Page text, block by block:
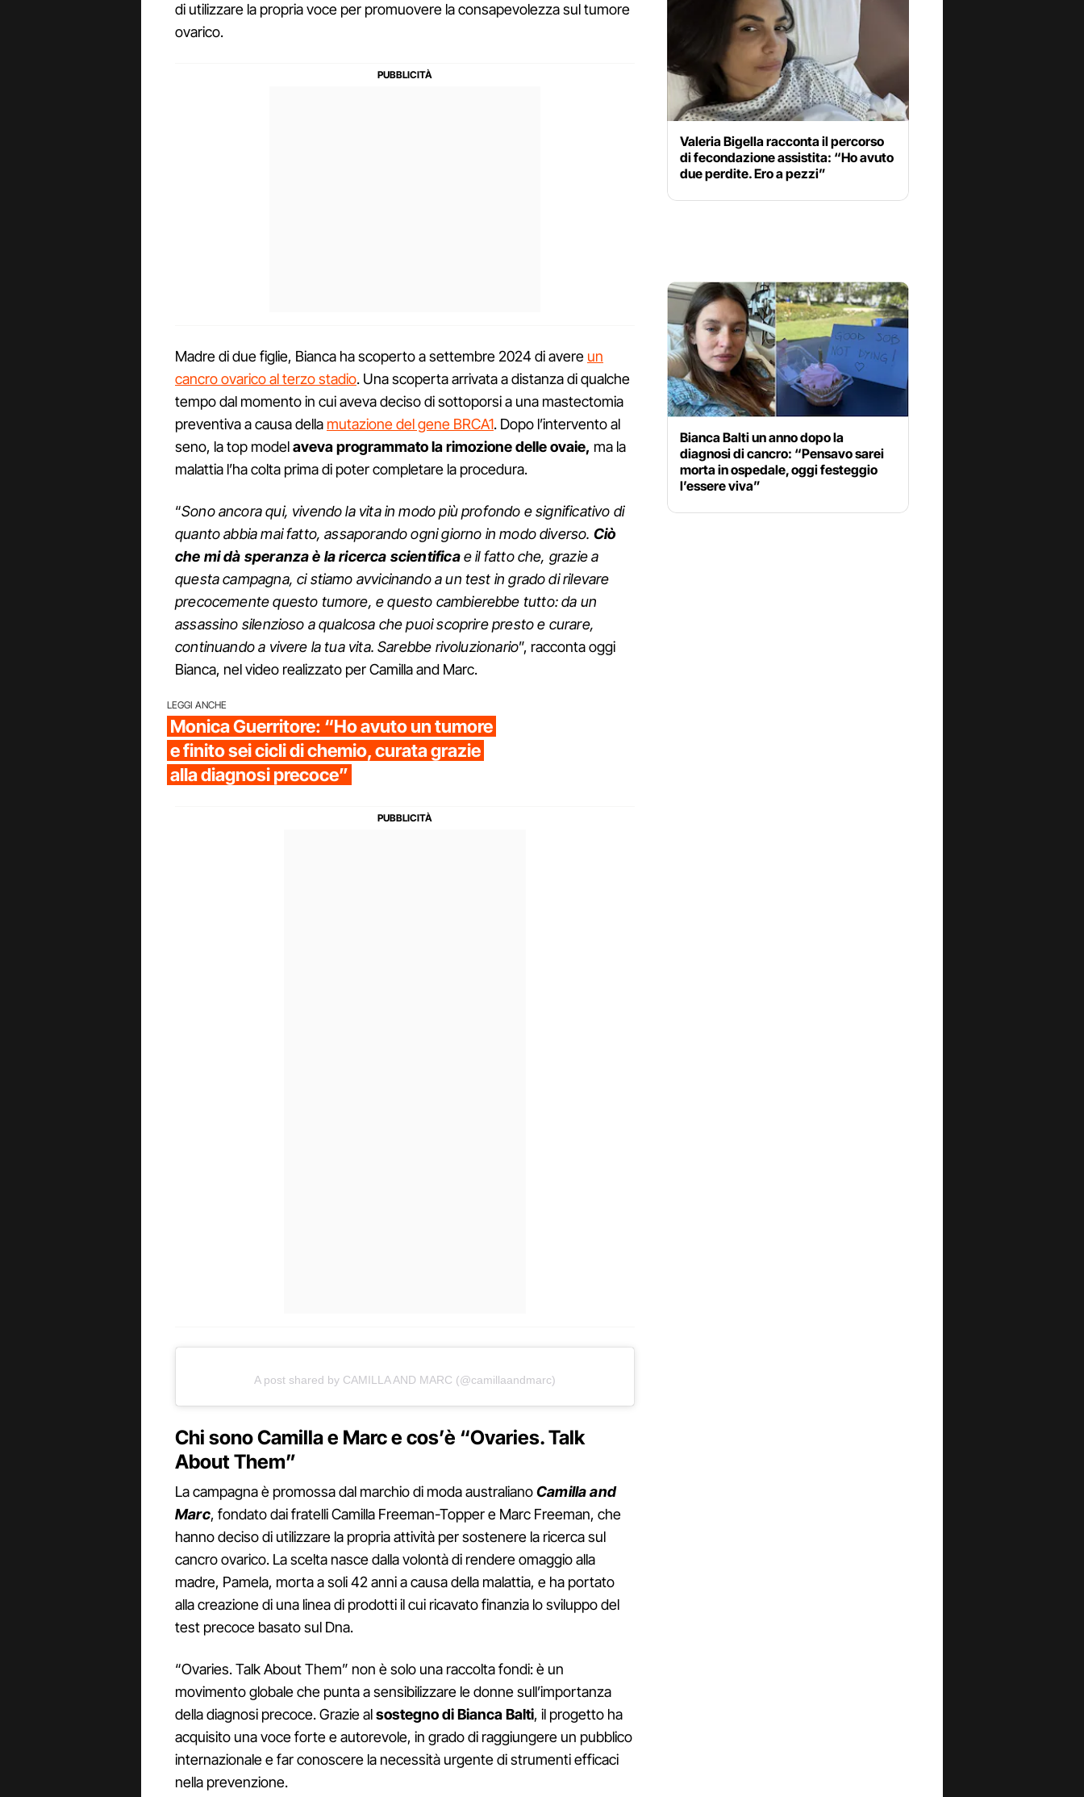
di utilizzare la propria voce per promuovere la consapevolezza sul tumore
ovarico.
Madre di due figlie, Bianca ha scoperto a settembre 2024 di avere un
cancro ovarico al terzo stadio. Una scoperta arrivata a distanza di qualche
tempo dal momento in cui aveva deciso di sottoporsi a una mastectomia
preventiva a causa della mutazione del gene BRCA1. Dopo l’intervento al
seno, la top modelaveva programmato la rimozione delle ovaie, ma la
malattia l’ha colta prima di poter completare la procedura.
“Sono ancora qui, vivendo la vita in modo più profondo e significativo di
quanto abbia mai fatto, assaporando ogni giorno in modo diverso. Ciò
che mi dà speranza è la ricerca scientificae il fatto che, grazie a
questa campagna, ci stiamo avvicinando a un test in grado di rilevare
precocemente questo tumore, e questo cambierebbe tutto: da un
assassino silenzioso a qualcosa che puoi scoprire presto e curare,
continuando a vivere la tua vita. Sarebbe rivoluzionario”, racconta oggi
Bianca, nel video realizzato per Camilla and Marc.
LEGGI ANCHE
Monica Guerritore: “Ho avuto un tumore
e finito sei cicli di chemio, curata grazie
alla diagnosi precoce”
A post shared by CAMILLA AND MARC (@camillaandmarc)
Chi sono Camilla e Marc e cos’è “Ovaries. Talk
About Them”
La campagna è promossa dal marchio di moda australianoCamilla and
Marc, fondato dai fratelli Camilla Freeman-Topper e Marc Freeman, che
hanno deciso di utilizzare la propria attività per sostenere la ricerca sul
cancro ovarico. La scelta nasce dalla volontà di rendere omaggio alla
madre, Pamela, morta a soli 42 anni a causa della malattia, e ha portato
alla creazione di una linea di prodotti il cui ricavato finanzia lo sviluppo del
test precoce basato sul Dna.
“Ovaries. Talk About Them” non è solo una raccolta fondi: è un
movimento globale che punta a sensibilizzare le donne sull’importanza
della diagnosi precoce. Grazie alsostegno di Bianca Balti, il progetto ha
acquisito una voce forte e autorevole, in grado di raggiungere un pubblico
internazionale e far conoscere la necessità urgente di strumenti efficaci
nella prevenzione.
Valeria Bigella racconta il percorso
di fecondazione assistita: “Ho avuto
due perdite. Ero a pezzi”
Bianca Balti un anno dopo la
diagnosi di cancro: “Pensavo sarei
morta in ospedale, oggi festeggio
l’essere viva”